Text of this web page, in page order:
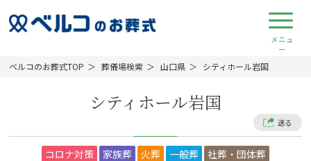
ベルコのお葬式TOP 葬儀場検索 山口県 シティホール岩国
シティホール岩国
送る
コロナ対策 家族葬 火葬 一般葬 社葬・団体葬